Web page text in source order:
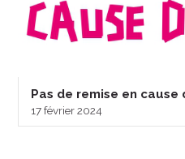
Pas de remise en
17 février 2024